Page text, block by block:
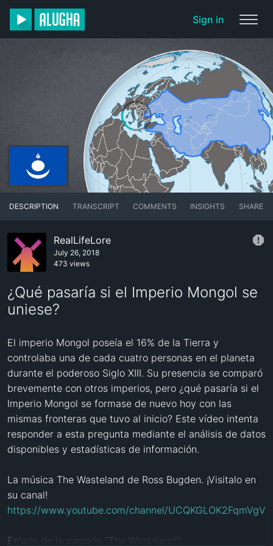
Sign in
DESCRIPTION TRANSCRIPT COMMENTS INSIGHTS SHARE
RealLifeLore
July 26, 2018
473 views
¿Qué pasaría si el Imperio Mongol se
uniese?
El imperio Mongol poseía el 16% de la Tierra y
controlaba una de cada cuatro personas en el planeta
durante el poderoso Siglo XIII. Su presencia se comparó
brevemente con otros imperios, pero ¿qué pasaría si el
Imperio Mongol se formase de nuevo hoy con las
mismas fronteras que tuvo al inicio? Este vídeo intenta
responder a esta pregunta mediante el análisis de datos
disponibles y estadísticas de información.
La música The Wasteland de Ross Bugden. ¡Visitalo en
https://www.youtube.com/channel/